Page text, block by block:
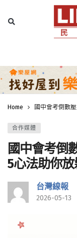
Home 國中會考倒數
合作媒體
國中會考倒
5心法助你放
台灣線報
2026-05-13